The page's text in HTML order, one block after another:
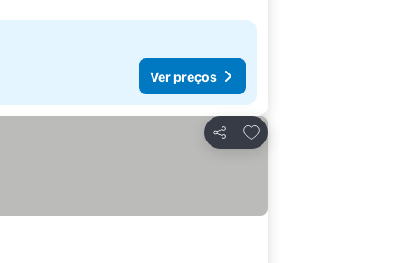
Ver preços
Partilhar
Adicionar aos favoritos